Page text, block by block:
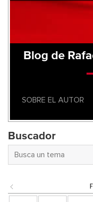
Blog de
SOBRE EL AUTOR
Buscador